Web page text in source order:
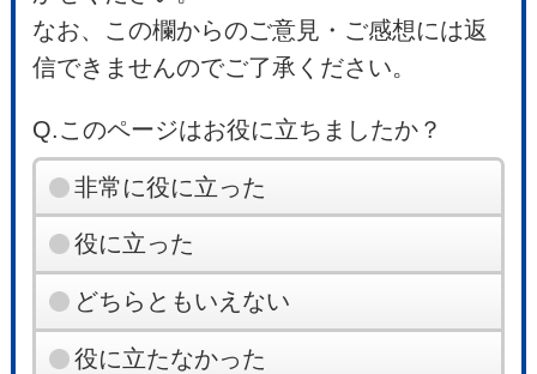
なお、この欄からのご意見・ご感想には返
信できませんのでご了承ください。
Q.このページはお役に立ちましたか？
非常に役に立った
役に立った
どちらともいえない
役に立たなかった